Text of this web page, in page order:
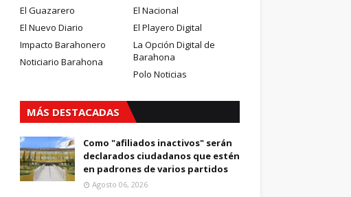
El Guazarero
El Nacional
El Nuevo Diario
El Playero Digital
Impacto Barahonero
La Opción Digital de
Barahona
Noticiario Barahona
Polo Noticias
MÁS DESTACADAS
Como "afiliados inactivos" serán
declarados ciudadanos que estén
en padrones de varios partidos
Agosto 06, 2026